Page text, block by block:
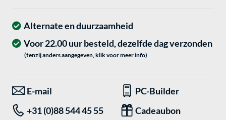
Alternate en duurzaamheid
Voor 22.00 uur besteld, dezelfde dag verzonden
(tenzij anders aangegeven, klik voor meer info)
E-mail
PC-Builder
+31 (0)88 544 45 55
Cadeaubon